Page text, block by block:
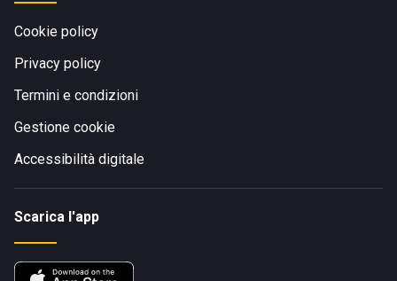
Cookie policy
Privacy policy
Termini e condizioni
Gestione cookie
Accessibilità digitale
Scarica l'app